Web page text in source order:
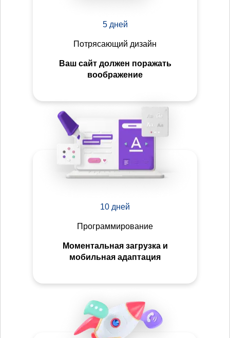
5 дней
Потрясающий дизайн
Ваш сайт должен поражать
воображение
10 дней
Программирование
Моментальная загрузка и
мобильная адаптация